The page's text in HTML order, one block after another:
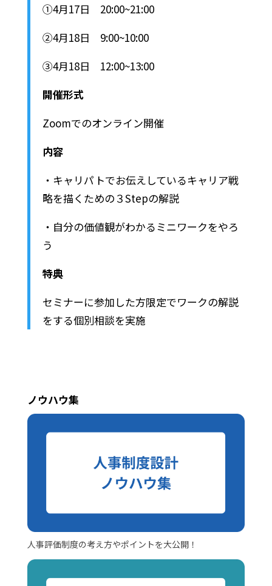
①4月17日 20:00~21:00
②4月18日 9:00~10:00
③4月18日 12:00~13:00
開催形式
Zoomでのオンライン開催
内容
・キャリパトでお伝えしているキャリア戦
略を描くための３Stepの解説
・自分の価値観がわかるミニワークをやろ
う
特典
セミナーに参加した方限定でワークの解説
をする個別相談を実施
ノウハウ集
人事評価制度の考え方やポイントを大公開！